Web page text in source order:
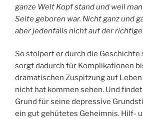
ganze Welt Kopf stand und weil
Seite geboren war. Nicht ganz und
aber jedenfalls nicht auf der
So stolpert er durch die Geschichte
sorgt dadurch für Komplikationen
dramatischen Zuspitzung auf Leben
nicht hat kommen sehen. Und
Grund für seine depressive
ein gut gehütetes Geheimnis. Hilf-